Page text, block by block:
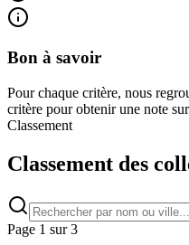
Bon à savoir
Pour chaque critère, nous
critère pour obtenir une note
Classement
Classement des
Page 1 sur3